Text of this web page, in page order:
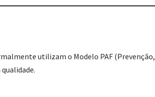
utilizam o Modelo PAF (Prevenção,